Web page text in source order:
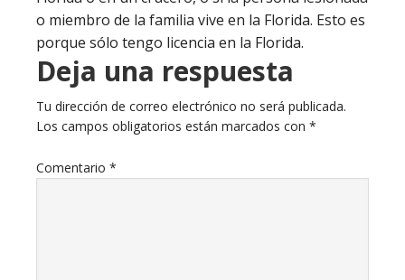
o miembro de la familia vive en la Florida. Esto es
porque sólo tengo licencia en la Florida.
Deja una respuesta
Tu dirección de correo electrónico no será publicada.
Los campos obligatorios están marcados con *
Comentario *